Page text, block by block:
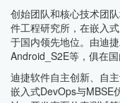
创始团队和核心技术团
件工程研究所，在嵌入
于国内领先地位。由迪
Android_S2E等，俱在国
迪捷软件自主创新、自
嵌入式DevOps与MBSE